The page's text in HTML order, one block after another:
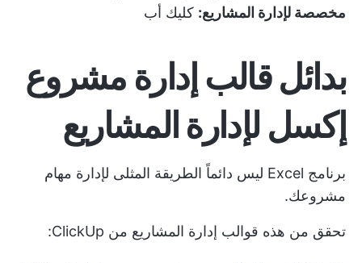
مخصصة لإدارة المشاريع: كليك أب
بدائل قالب إدارة مشروع
إكسل لإدارة المشاريع
برنامج Excel ليس دائماً الطريقة المثلى لإدارة مهام
مشروعك.
تحقق من هذه قوالب إدارة المشاريع من ClickUp: